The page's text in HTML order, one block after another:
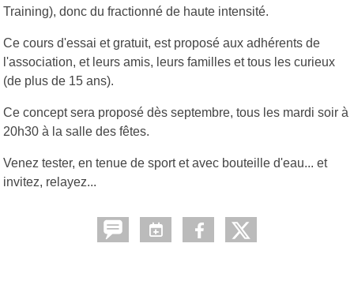
Training), donc du fractionné de haute intensité.
Ce cours d'essai et gratuit, est proposé aux adhérents de
l'association, et leurs amis, leurs familles et tous les curieux
(de plus de 15 ans).
Ce concept sera proposé dès septembre, tous les mardi soir à
20h30 à la salle des fêtes.
Venez tester, en tenue de sport et avec bouteille d'eau... et
invitez, relayez...